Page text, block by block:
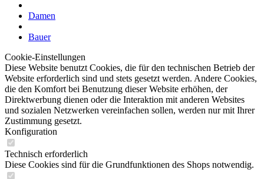
Damen
Bauer
Cookie-Einstellungen
Diese Website benutzt Cookies, die für den technischen Betrieb der
Website erforderlich sind und stets gesetzt werden. Andere Cookies,
die den Komfort bei Benutzung dieser Website erhöhen, der
Direktwerbung dienen oder die Interaktion mit anderen Websites
und sozialen Netzwerken vereinfachen sollen, werden nur mit Ihrer
Zustimmung gesetzt.
Konfiguration
Technisch erforderlich
Diese Cookies sind für die Grundfunktionen des Shops notwendig.